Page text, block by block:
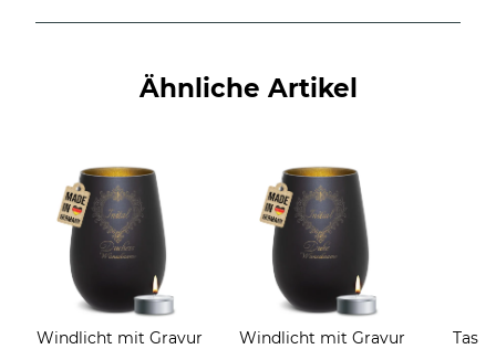
Ähnliche Artikel
Windlicht mit Gravur
Windlicht mit Gravur